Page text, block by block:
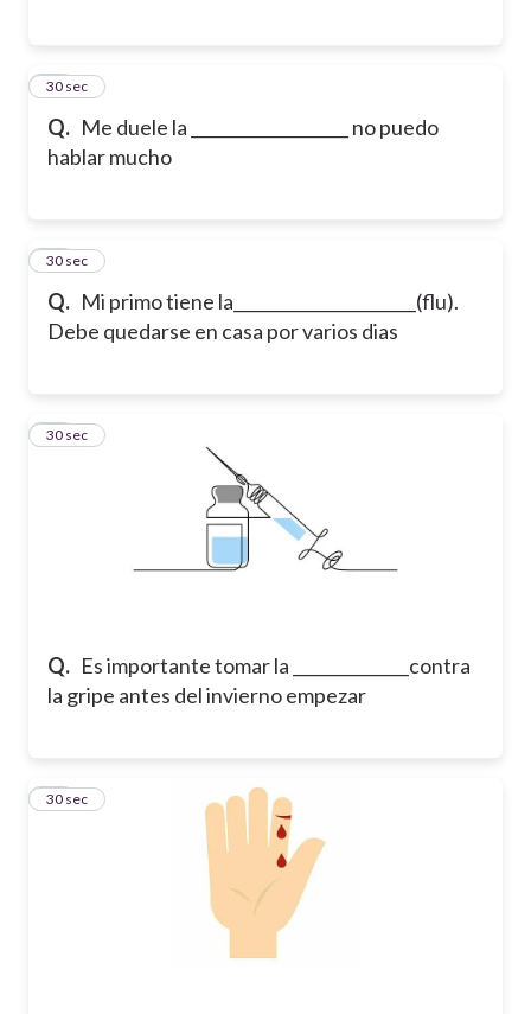
Q. Me duele la ___________________ no puedo
hablar mucho
40
30 sec
Q. Mi primo tiene la______________________(flu).
Debe quedarse en casa por varios dias
41
30 sec
Q. Es importante tomar la ______________contra
la gripe antes del invierno empezar
42
30 sec
43
30 sec